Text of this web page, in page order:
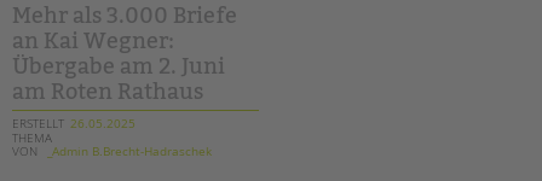
Mehr als 3.000 Briefe
an Kai Wegner:
Übergabe am 2. Juni
am Roten Rathaus
ERSTELLT 26.05.2025
THEMA
VON
_Admin B.Brecht-Hadraschek